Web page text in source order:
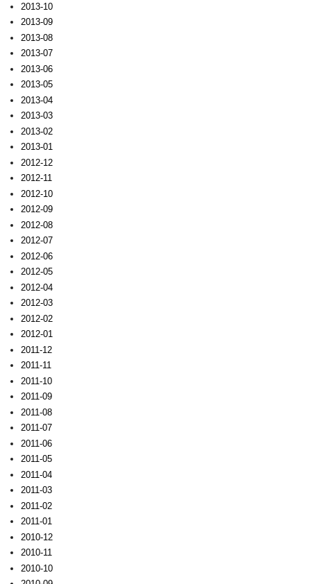
2013-10
2013-09
2013-08
2013-07
2013-06
2013-05
2013-04
2013-03
2013-02
2013-01
2012-12
2012-11
2012-10
2012-09
2012-08
2012-07
2012-06
2012-05
2012-04
2012-03
2012-02
2012-01
2011-12
2011-11
2011-10
2011-09
2011-08
2011-07
2011-06
2011-05
2011-04
2011-03
2011-02
2011-01
2010-12
2010-11
2010-10